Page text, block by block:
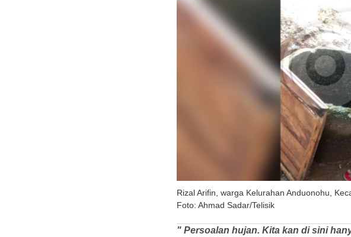
Rizal Arifin, warga Kelurahan Anduonohu,
Foto: Ahmad Sadar/Telisik
" Persoalan hujan. Kita kan di sini